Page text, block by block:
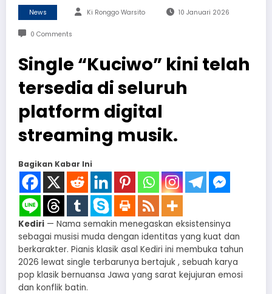
News Ki Ronggo Warsito 10 Januari 2026
0 Comments
Single “Kuciwo” kini telah
tersedia di seluruh
platform digital
streaming musik.
Bagikan Kabar Ini
Kediri — Nama semakin menegaskan eksistensinya
sebagai musisi muda dengan identitas yang kuat dan
berkarakter. Pianis klasik asal Kediri ini membuka tahun
2026 lewat single terbarunya bertajuk , sebuah karya
pop klasik bernuansa Jawa yang sarat kejujuran emosi
dan konflik batin.